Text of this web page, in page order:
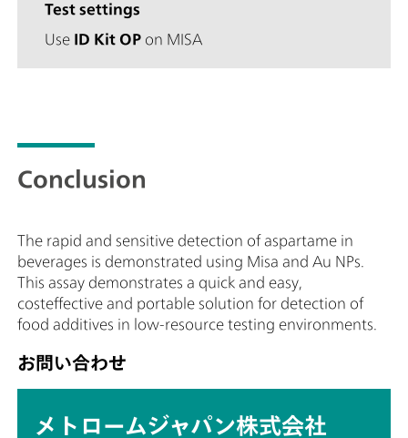
Test settings
Use ID Kit OP on MISA
Conclusion
The rapid and sensitive detection of aspartame in
beverages is demonstrated using Misa and Au NPs.
This assay demonstrates a quick and easy,
costeffective and portable solution for detection of
food additives in low-resource testing environments.
お問い合わせ
メトロームジャパン株式会社